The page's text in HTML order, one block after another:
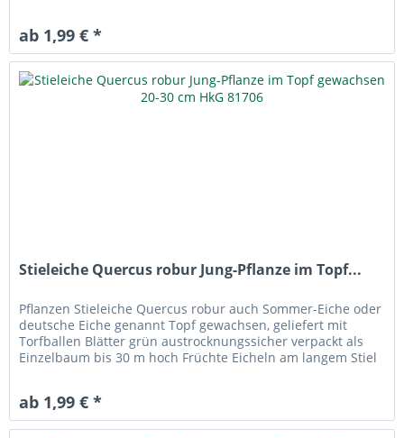
ab 1,99 € *
Stieleiche Quercus robur Jung-Pflanze im Topf...
Pflanzen Stieleiche Quercus robur auch Sommer-Eiche oder
deutsche Eiche genannt Topf gewachsen, geliefert mit
Torfballen Blätter grün austrocknungssicher verpackt als
Einzelbaum bis 30 m hoch Früchte Eicheln am langem Stiel
ab 1,99 € *